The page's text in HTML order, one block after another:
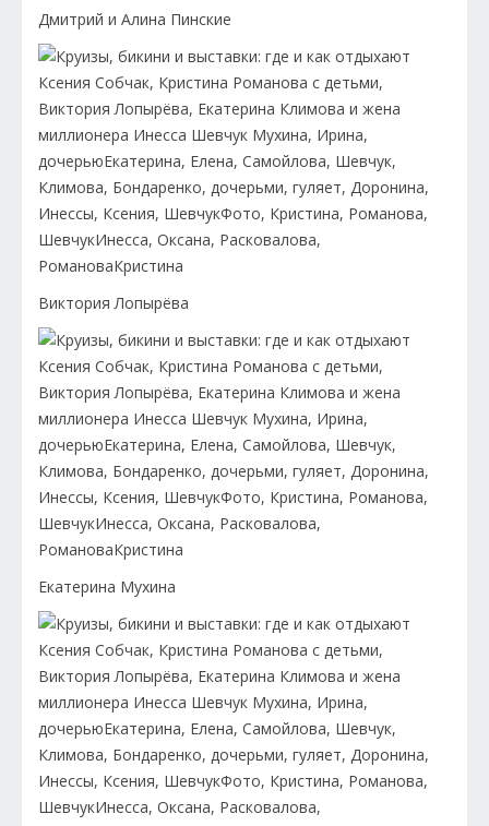
Дмитрий и Алина Пинские
Виктория Лопырёва
Екатерина Мухина